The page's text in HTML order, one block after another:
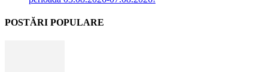
POSTĂRI POPULARE